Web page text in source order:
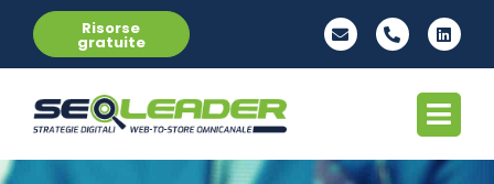
Risorse
gratuite